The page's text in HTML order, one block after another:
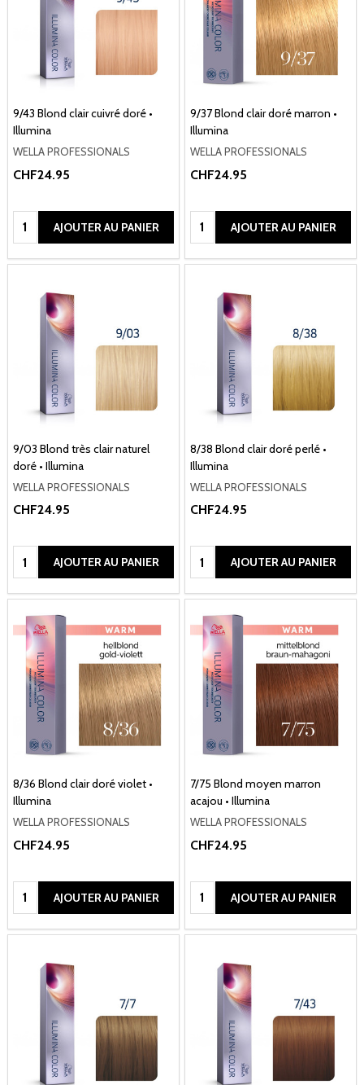
9/43 Blond clair cuivré doré •
Illumina
WELLA PROFESSIONALS
CHF24.95
Quantité:AJOUTER AU PANIER
9/37 Blond clair doré marron •
Illumina
WELLA PROFESSIONALS
CHF24.95
Quantité:AJOUTER AU PANIER
9/03 Blond très clair naturel
doré • Illumina
WELLA PROFESSIONALS
CHF24.95
Quantité:AJOUTER AU PANIER
8/38 Blond clair doré perlé •
Illumina
WELLA PROFESSIONALS
CHF24.95
Quantité:AJOUTER AU PANIER
8/36 Blond clair doré violet •
Illumina
WELLA PROFESSIONALS
CHF24.95
Quantité:AJOUTER AU PANIER
7/75 Blond moyen marron
acajou • Illumina
WELLA PROFESSIONALS
CHF24.95
Quantité:AJOUTER AU PANIER